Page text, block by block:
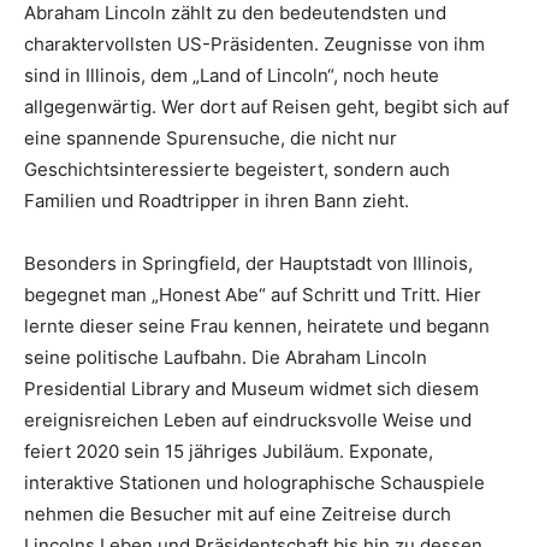
Abraham Lincoln zählt zu den bedeutendsten und
charaktervollsten US-Präsidenten. Zeugnisse von ihm
sind in Illinois, dem „Land of Lincoln“, noch heute
allgegenwärtig. Wer dort auf Reisen geht, begibt sich auf
eine spannende Spurensuche, die nicht nur
Geschichtsinteressierte begeistert, sondern auch
Familien und Roadtripper in ihren Bann zieht.
Besonders in Springfield, der Hauptstadt von Illinois,
begegnet man „Honest Abe“ auf Schritt und Tritt. Hier
lernte dieser seine Frau kennen, heiratete und begann
seine politische Laufbahn. Die Abraham Lincoln
Presidential Library and Museum widmet sich diesem
ereignisreichen Leben auf eindrucksvolle Weise und
feiert 2020 sein 15 jähriges Jubiläum. Exponate,
interaktive Stationen und holographische Schauspiele
nehmen die Besucher mit auf eine Zeitreise durch